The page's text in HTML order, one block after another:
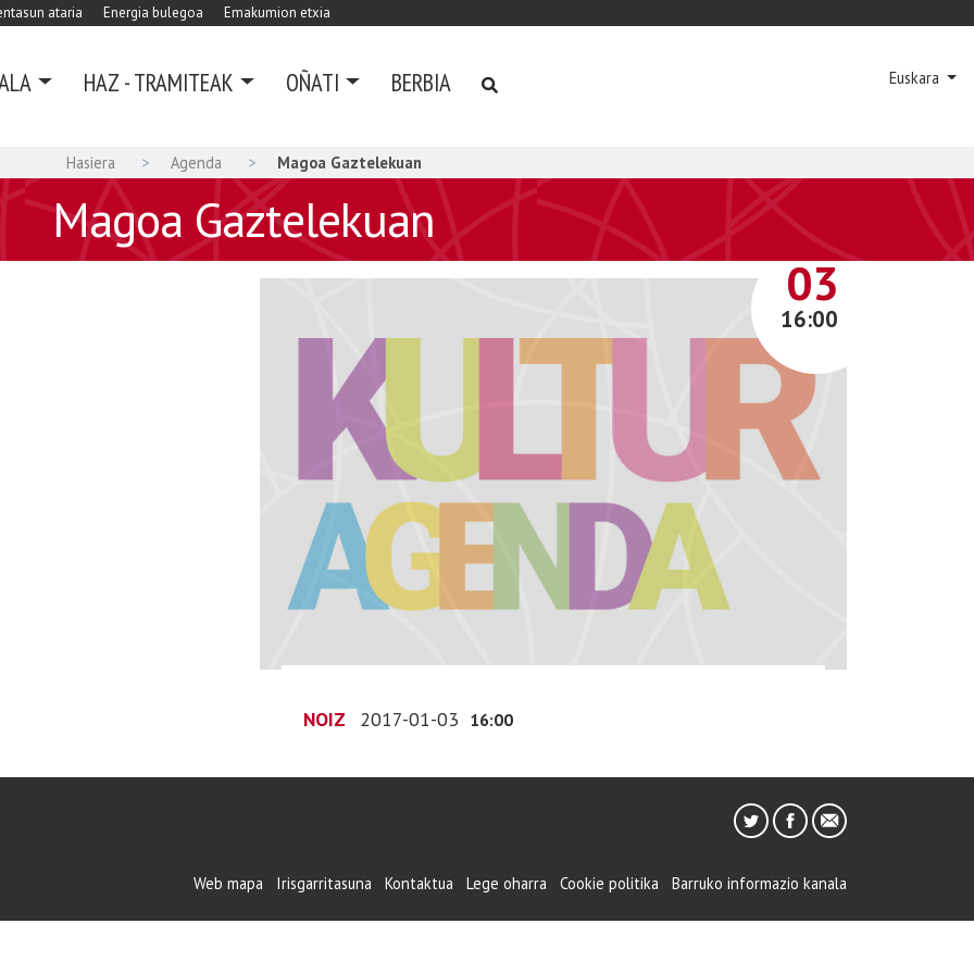
ataria Energia bulegoa Emakumion etxia
HAZ - TRAMITEAK OÑATI BERBIA Euskara
Hasiera Agenda Magoa Gaztelekuan
Magoa Gaztelekuan
URTARRILA
03
16:00
NOIZ 2017-01-03 16:00
Web mapa Irisgarritasuna Kontaktua Lege oharra Cookie politika Barruko informazio kanala